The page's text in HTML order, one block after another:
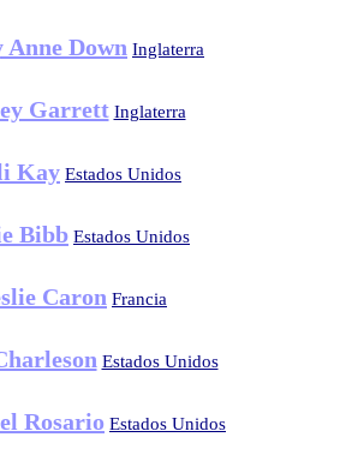
Anne Down Inglaterra
Garrett Inglaterra
Kay Estados Unidos
Bibb Estados Unidos
Caron Francia
Estados Unidos
Rosario Estados Unidos